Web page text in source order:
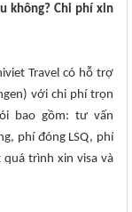
không? Chi phí xin
Travel có hỗ trợ
với chi phí trọn
bao gồm: tư vấn
phí đóng LSQ, phí
trình xin visa và